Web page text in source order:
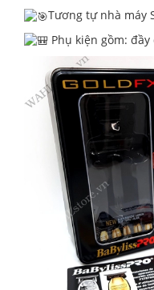
Tương tự nhà máy
Phụ kiện gồm: